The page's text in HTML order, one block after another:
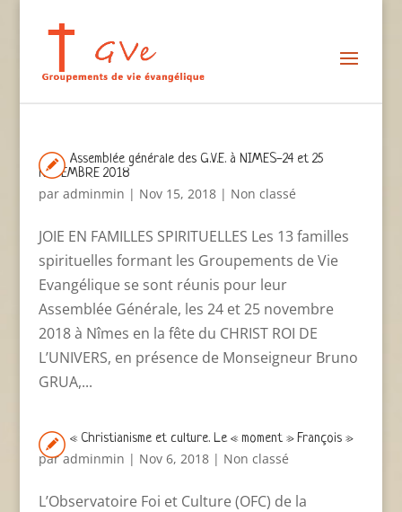
Assemblée générale des G.V.E. à NIMES-24 et 25
NOVEMBRE 2018
par adminmin | Nov 15, 2018| Non classé
JOIE EN FAMILLES SPIRITUELLES Les 13 familles
spirituelles formant les Groupements de Vie
Evangélique se sont réunis pour leur
Assemblée Générale, les 24 et 25 novembre
2018 à Nîmes en la fête du CHRIST ROI DE
L’UNIVERS, en présence de Monseigneur Bruno
GRUA,...
« Christianisme et culture. Le « moment » François »
paradminmin | Nov 6, 2018| Non classé
L’Observatoire Foi et Culture (OFC) de la